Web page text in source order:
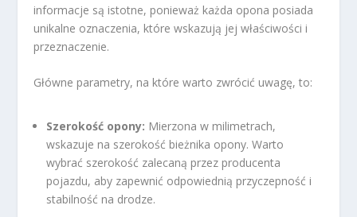
informacje są istotne, ponieważ każda opona posiada
unikalne oznaczenia, które wskazują jej właściwości i
przeznaczenie.
Główne parametry, na które warto zwrócić uwagę, to:
Szerokość opony: Mierzona w milimetrach,
wskazuje na szerokość bieżnika opony. Warto
wybrać szerokość zalecaną przez producenta
pojazdu, aby zapewnić odpowiednią przyczepność i
stabilność na drodze.